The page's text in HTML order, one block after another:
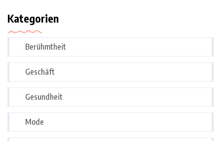
Kategorien
Berühmtheit
Geschäft
Gesundheit
Mode